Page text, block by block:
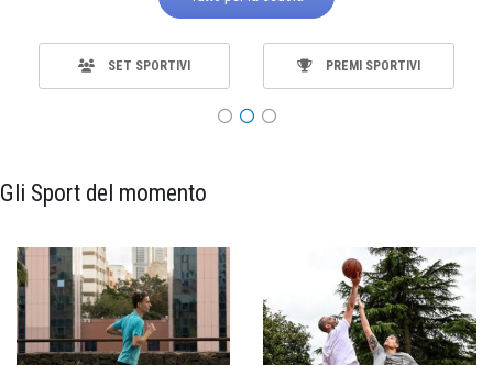
SET SPORTIVI PREMI SPORTIVI
Gli Sport del momento